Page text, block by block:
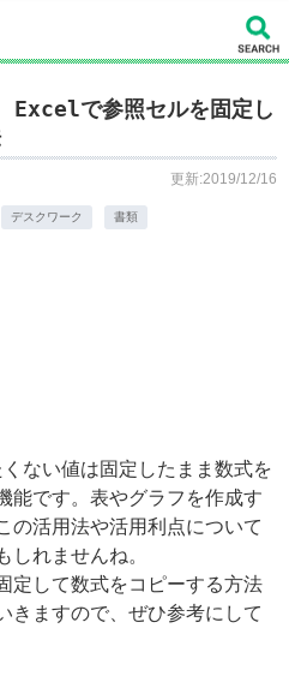
Excelで参照セルを固定し
更新:2019/12/16
デスクワーク 書類
ない値は固定したまま数式を
能です。表やグラフを作成す
の活用法や活用利点について
しれませんね。
定して数式をコピーする方法
きますので、ぜひ参考にして